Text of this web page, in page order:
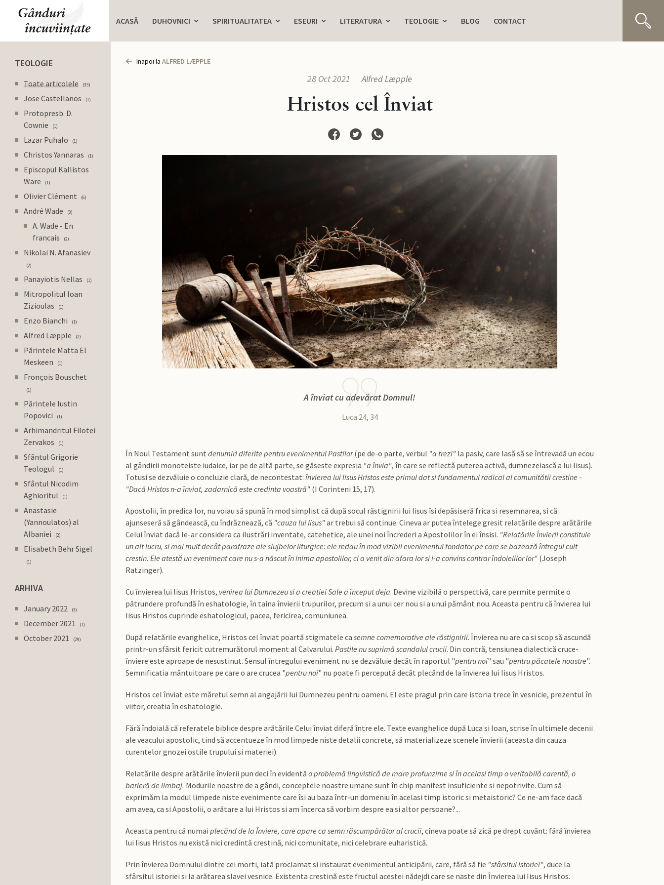
ACASĂ DUHOVNICI SPIRITUALITATEA ESEURI LITERATURA TEOLOGIE BLOG CONTACT
TEOLOGIE
Toate articolele 33
Jose Castellanos 1
Protopresb. D.
Cownie
1
Lazar Puhalo 1
Christos Yannaras 1
Episcopul Kallistos
Ware
1
Olivier Clément 6
André Wade 3
A. Wade - En
francais
2
Nikolai N. Afanasiev
2
Panayiotis Nellas 1
Mitropolitul Ioan
Zizioulas
1
Enzo Bianchi 1
Alfred Læpple 2
Părintele Matta El
Meskeen
1
Fronçois Bouschet
1
Părintele Iustin
Popovici
1
Arhimandritul Filotei
Zervakos
1
Sfântul Grigorie
Teologul
1
Sfântul Nicodim
Aghioritul
1
Anastasie
(Yannoulatos) al
Albaniei
2
Elisabeth Behr Sigel
1
ARHIVA
January 2022 3
December 2021 1
October 2021 29
Inapoi la ALFRED LÆPPLE
28 Oct 2021 Alfred Læpple
Hristos cel Înviat
A înviat cu adevărat Domnul!
Luca 24, 34
În Noul Testament sunt denumiri diferite pentru evenimentul Pastilor(pe de-o parte, verbul "a trezi" la pasiv, care lasă să se întrevadă un ecou
al gândirii monoteiste iudaice, iar pe de altă parte, se găseste expresia "a învia", în care se reflectă puterea activă, dumnezeiască a lui Iisus).
Totusi se dezvăluie o concluzie clară, de necontestat: învierea lui Iisus Hristos este primul dat si fundamentul radical al comunitătii crestine -
"Dacă Hristos n-a înviat, zadarnică este credinta voastră" (I Corinteni 15, 17).
Apostolii, în predica lor, nu voiau să spună în mod simplist că după socul răstignirii lui Iisus îsi depăsiseră frica si resemnarea, si că
ajunseseră să gândească, cu îndrăznează, că "cauza lui Iisus"ar trebui să continue. Cineva ar putea întelege gresit relatările despre arătările
Celui înviat dacă le-ar considera ca ilustrări inventate, catehetice, ale unei noi încrederi a Apostolilor în ei însisi. "Relatările Învierii constituie
un alt lucru, si mai mult decât parafraze ale slujbelor liturgice: ele redau în mod vizibil evenimentul fondator pe care se bazează întregul cult
crestin. Ele atestă un eveniment care nu s-a născut în inima apostolilor, ci a venit din afara lor si i-a convins contrar îndoielilor lor" (Joseph
Ratzinger).
Cu învierea lui Iisus Hristos, venirea lui Dumnezeu si a creatiei Sale a început deja. Devine vizibilă o perspectivă, care permite permite o
pătrundere profundă în eshatologie, în taina învierii trupurilor, precum si a unui cer nou si a unui pământ nou. Aceasta pentru că învierea lui
Iisus Hristos cuprinde eshatologicul, pacea, fericirea, comuniunea.
După relatările evanghelice, Hristos cel înviat poartă stigmatele ca semne comemorative ale răstignirii. Învierea nu are ca si scop să ascundă
printr-un sfârsit fericit cutremurătorul moment al Calvarului. Pastile nu suprimă scandalul crucii. Din contră, tensiunea dialectică cruce-
înviere este aproape de nesustinut. Sensul întregului eveniment nu se dezvăluie decât în raportul "pentru noi" sau "pentru păcatele noastre".
Semnificatia mântuitoare pe care o are crucea "pentru noi" nu poate fi percepută decât plecând de la învierea lui Iisus Hristos.
Hristos cel înviat este măretul semn al angajării lui Dumnezeu pentru oameni. El este pragul prin care istoria trece în vesnicie, prezentul în
viitor, creatia în eshatologie.
Fără îndoială că referatele biblice despre arătările Celui înviat diferă între ele. Texte evanghelice după Luca si Ioan, scrise în ultimele decenii
ale veacului apostolic, tind să accentueze în mod limpede niste detalii concrete, să materializeze scenele învierii (aceasta din cauza
curentelor gnozei ostile trupului si materiei).
Relatările despre arătările învierii pun deci în evidentă o problemă lingvistică de mare profunzime si în acelasi timp o veritabilă carentă, o
barieră de limbaj. Modurile noastre de a gândi, conceptele noastre umane sunt în chip manifest insuficiente si nepotrivite. Cum să
exprimăm la modul limpede niste evenimente care îsi au baza într-un domeniu în acelasi timp istoric si metaistoric? Ce ne-am face dacă
am avea, ca si Apostolii, o arătare a lui Hristos si am încerca să vorbim despre ea si altor persoane?...
Aceasta pentru că numai plecând de la Înviere, care apare ca semn răscumpărător al crucii, cineva poate să zică pe drept cuvânt: fără învierea
lui Iisus Hristos nu există nici credintă crestină, nici comunitate, nici celebrare euharistică.
Prin învierea Domnului dintre cei morti, iată proclamat si instaurat evenimentul anticipării, care, fără să fie "sfârsitul istoriei", duce la
sfârsitul istoriei si la arătarea slavei vesnice. Existenta crestină este fructul acestei nădejdi care se naste din Învierea lui Iisus Hristos.